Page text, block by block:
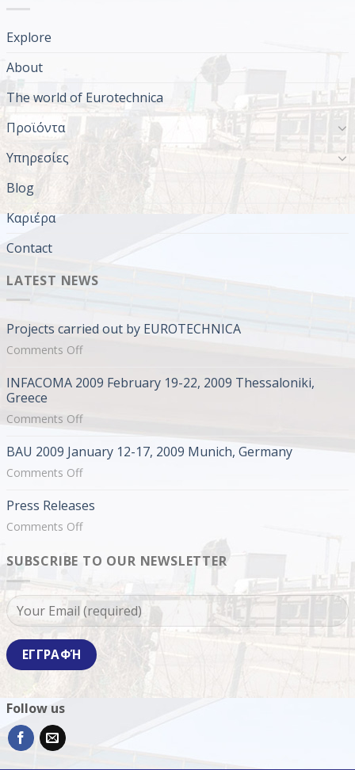
Explore
About
The world of Eurotechnica
Προϊόντα
Υπηρεσίες
Blog
Καριέρα
Contact
LATEST NEWS
Projects carried out by EUROTECHNICA
Comments Offon
carried
by
EUROTECHNICA
INFACOMA 2009 February 19-22, 2009 Thessaloniki,
Greece
Comments Offon
INFACOMA
2009
February
22,
2009
Greece
BAU 2009 January 12-17, 2009 Munich, Germany
Comments Offon
2009
January
17,
Munich,
Germany
Press Releases
Comments Offon
Releases
SUBSCRIBE TO OUR NEWSLETTER
Follow us